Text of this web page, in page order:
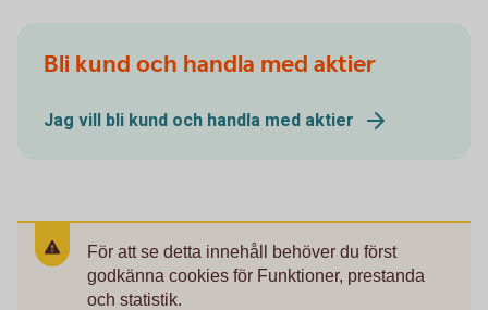
Bli kund och handla med aktier
Jag vill bli kund och handla med aktier
För att se detta innehåll behöver du först
godkänna cookies för Funktioner, prestanda
och statistik.